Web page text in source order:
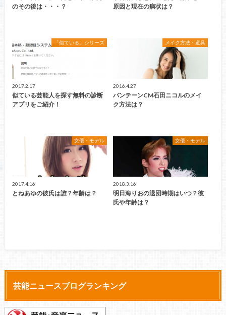
のその後は・・・？
原因と現在の病状は？
「似ている」シリーズ
2017.2.17
似ている芸能人を探す無料の診断
アプリをご紹介！
メイク方法・道具
2016.4.27
パンテーンCM石田ニコルのメイ
ク方法は？
女優・モデル
2017.4.16
とねあゆの彼氏は誰？年齢は？
女優・モデル
2018.3.16
明日海りおの退団時期はいつ？彼
氏や年齢は？
芸能ニュースブログランキング